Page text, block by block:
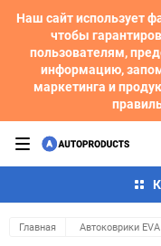
Наш сайт использует
чтобы
пользователям,
информацию,
маркетинга и
Главная Автоковрики EVA